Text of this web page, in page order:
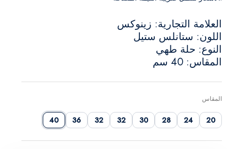
العلامة التجارية: زينوكس
اللون: ستانلس ستيل
النوع: حلة طهي
المقاس: 40 سم
المقاس
20
24
28
30
32
32
36
40